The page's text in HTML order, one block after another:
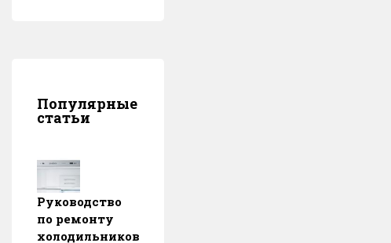
Популярные
статьи
Руководство
по ремонту
холодильников